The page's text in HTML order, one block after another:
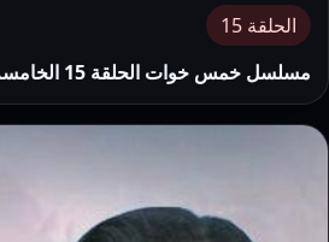
الحلقة 15
مسلسل خمس خوات الحلقة 15 الخامسة عشر HD